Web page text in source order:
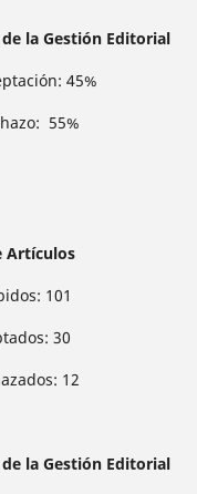
la Gestión Editorial
45%
55%
Artículos
101
30
12
la Gestión Editorial